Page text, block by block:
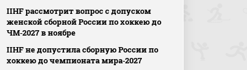
IIHF рассмотрит вопрос с допуском
женской сборной России по хоккею до
ЧМ‑2027 в ноябре
IIHF не допустила сборную России по
хоккею до чемпионата мира‑2027